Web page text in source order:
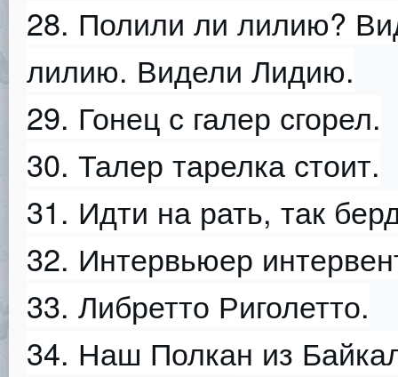
28. Полили ли лилию?
лилию. Видели Лидию.
29. Гонец с галер сгорел.
30. Талер тарелка стоит.
31. Идти на рать, так
32. Интервьюер
33. Либретто Риголетто.
34. Наш Полкан из